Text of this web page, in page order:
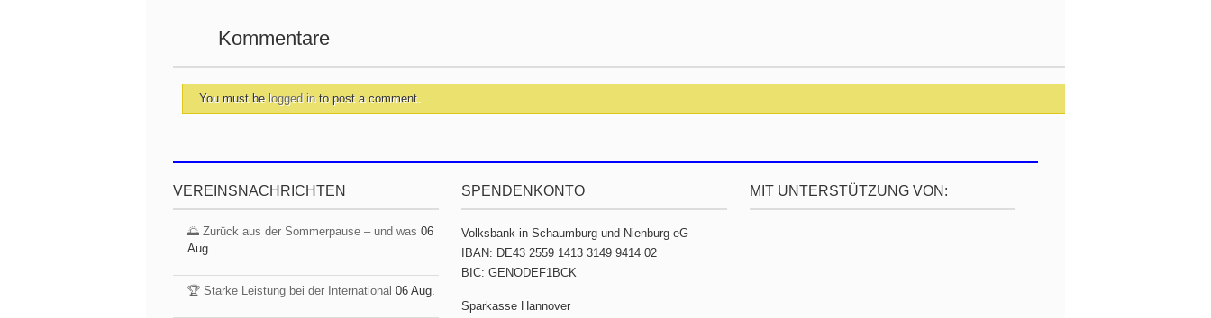
Kommentare
You must be logged in to post a comment.
VEREINSNACHRICHTEN
🌅 Zurück aus der Sommerpause – und was 06
Aug.
🏆 Starke Leistung bei der International 06 Aug.
SPENDENKONTO
Volksbank in Schaumburg und Nienburg eG
IBAN: DE43 2559 1413 3149 9414 02
BIC: GENODEF1BCK
Sparkasse Hannover
MIT UNTERSTÜTZUNG VON: